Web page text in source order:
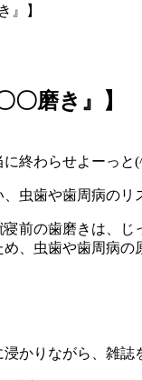
』】
〇磨き』】
に終わらせよーっと
虫歯や歯周病のリ
前の歯磨きは、じ
、虫歯や歯周病の
かりながら、雑誌